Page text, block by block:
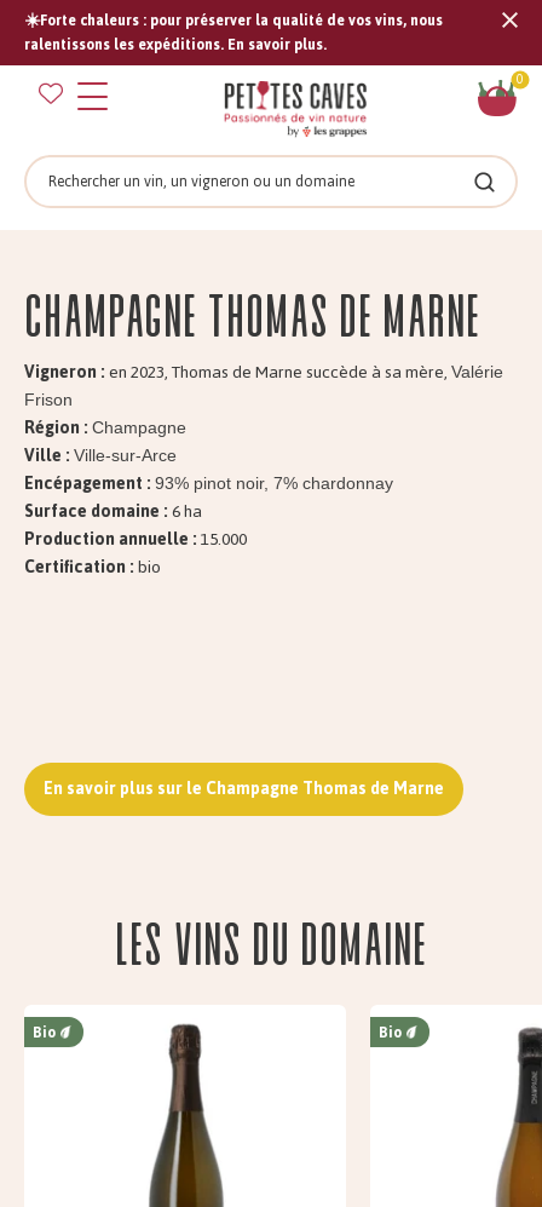
☀️Forte chaleurs : pour préserver la qualité de vos vins, nous
ralentissons les expéditions. En savoir plus.
0
Rechercher
Champagne Thomas de MARNE
Vigneron :en 2023, Thomas de Marne succède à sa mère, Valérie
Frison
Région : Champagne
Ville : Ville-sur-Arce
Encépagement : 93% pinot noir, 7% chardonnay
Surface domaine :6 ha
Production annuelle :15.000
Certification :bio
En savoir plus sur le Champagne Thomas de Marne
Les vins du domaine
Bio Bio